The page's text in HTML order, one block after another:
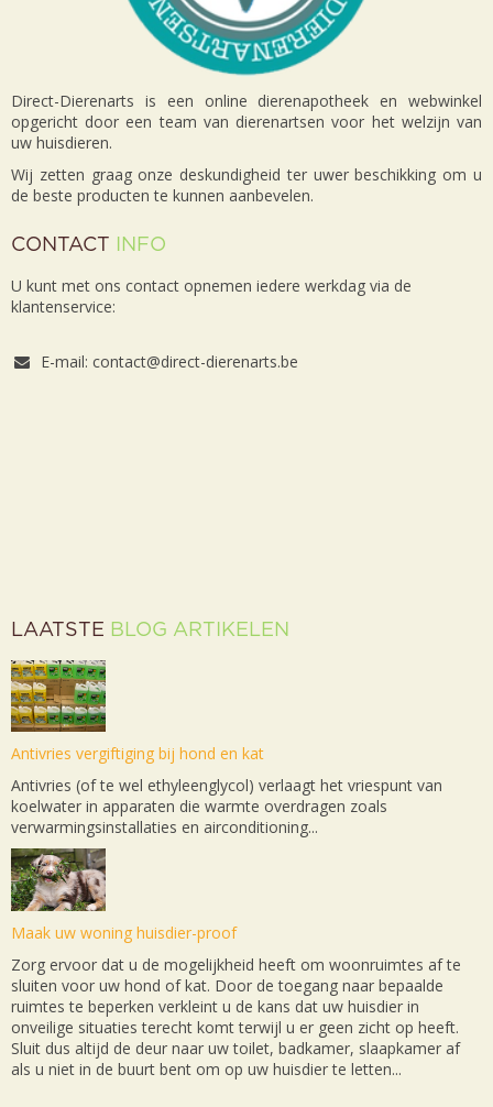
Direct-Dierenarts is een online dierenapotheek en webwinkel
opgericht door een team van dierenartsen voor het welzijn van
uw huisdieren.
Wij zetten graag onze deskundigheid ter uwer beschikking om u
de beste producten te kunnen aanbevelen.
CONTACT INFO
U kunt met ons contact opnemen iedere werkdag via de
klantenservice:
E-mail: contact@direct-dierenarts.be
LAATSTE BLOG ARTIKELEN
Antivries vergiftiging bij hond en kat
Antivries (of te wel ethyleenglycol) verlaagt het vriespunt van
koelwater in apparaten die warmte overdragen zoals
verwarmingsinstallaties en airconditioning...
Maak uw woning huisdier-proof
Zorg ervoor dat u de mogelijkheid heeft om woonruimtes af te
sluiten voor uw hond of kat. Door de toegang naar bepaalde
ruimtes te beperken verkleint u de kans dat uw huisdier in
onveilige situaties terecht komt terwijl u er geen zicht op heeft.
Sluit dus altijd de deur naar uw toilet, badkamer, slaapkamer af
als u niet in de buurt bent om op uw huisdier te letten...